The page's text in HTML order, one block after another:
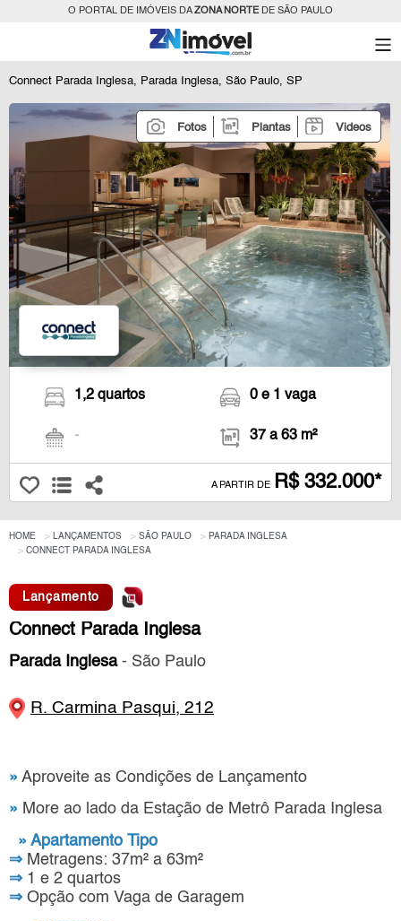
O PORTAL DE IMÓVEIS DAZONA NORTEDE SÃO PAULO
Connect Parada Inglesa, Parada Inglesa, São Paulo, SP
Fotos Plantas Videos
1,2 quartos
-
0 e 1 vaga
37 a 63 m²
A PARTIR DE R$ 332.000*
HOME LANÇAMENTOS SÃO PAULO
PARADA INGLESA
CONNECT PARADA INGLESA
Lançamento
Connect Parada Inglesa
Parada Inglesa- São Paulo
R. Carmina Pasqui, 212
» Aproveite as Condições de Lançamento
» More ao lado da Estação de Metrô Parada Inglesa
» Apartamento Tipo
⇒ Metragens: 37m² a 63m²
⇒ 1 e 2 quartos
⇒ Opção com Vaga de Garagem